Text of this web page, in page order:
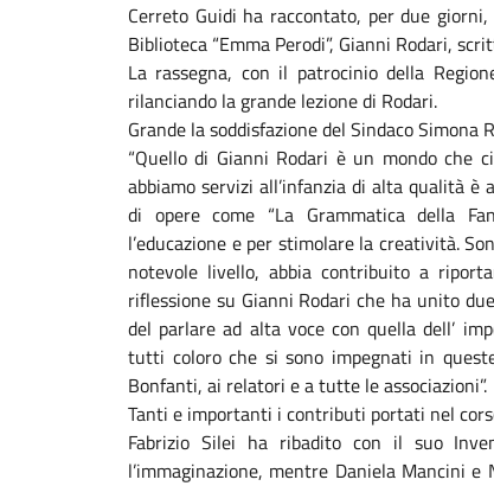
Cerreto Guidi ha raccontato, per due
Biblioteca “Emma Perodi”, Gianni Rodari,
La rassegna, con il patrocinio della
rilanciando la grande lezione di Rodari.
Grande la soddisfazione del Sindaco Simona
“Quello di Gianni Rodari è un mondo che
abbiamo servizi all’infanzia di alta qualità
di opere come “La Grammatica della
l’educazione e per stimolare la creatività.
notevole livello, abbia contribuito a
riflessione su Gianni Rodari che ha unito
del parlare ad alta voce con quella dell’
tutti coloro che si sono impegnati in
Bonfanti, ai relatori e a tutte le associazioni”.
Tanti e importanti i contributi portati nel
Fabrizio Silei ha ribadito con il suo
l’immaginazione, mentre Daniela Mancini